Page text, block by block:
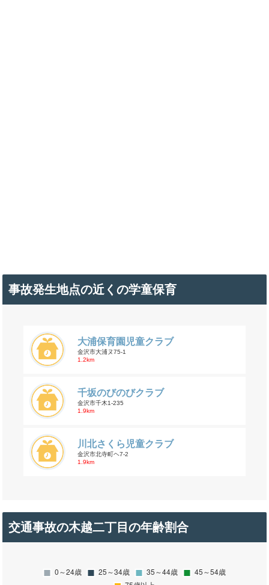
事故発生地点の近くの学童保育
大浦保育園児童クラブ
金沢市大浦ヌ75-1
1.2km
千坂のびのびクラブ
金沢市千木1-235
1.9km
川北さくら児童クラブ
金沢市北寺町ヘ7-2
1.9km
交通事故の木越二丁目の年齢割合